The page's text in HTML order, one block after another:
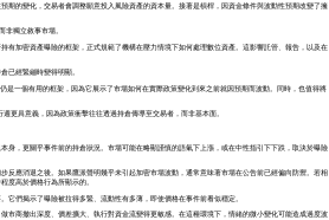
期的變化，交易者會調整願意投入風險資產的資本量。接著是槓桿，因資金條件與波動性預期改變了擁
非獨立敘事市場。
有加密資產曝險的框架，正式規範了機構在壓力情境下如何處理數位資產。這影響託管、報告，以及在
已經緊繃時變得明顯。
是一個有用的框架，因為它展示了市場如何在實際政策變化到來之前就因預期而波動。同時，也值得將
更具意義，因為政策衝擊往往透過持倉傳導至交易者，而非基本面。
身，更關乎事件前的持倉狀況。市場可能在略顯謹慎的語氣下上漲，或在中性指引下下跌，取決於曝險
反應消退之後。如果鷹派聲明幾乎未引起加密市場波動，通常意味著市場在公告前已經偏向防禦。若相
度高於價格行為所顯示的。
它們揭示了曝險被拉得多緊、流動性有多薄，即使價格在事件前看似穩定。
市商撤出深度、價差擴大、執行對資金流變得更敏感。在這種環境下，情緒的微小變化可能造成過度波